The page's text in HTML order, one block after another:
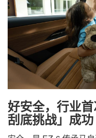
好安全，行业
刮底挑战」成功